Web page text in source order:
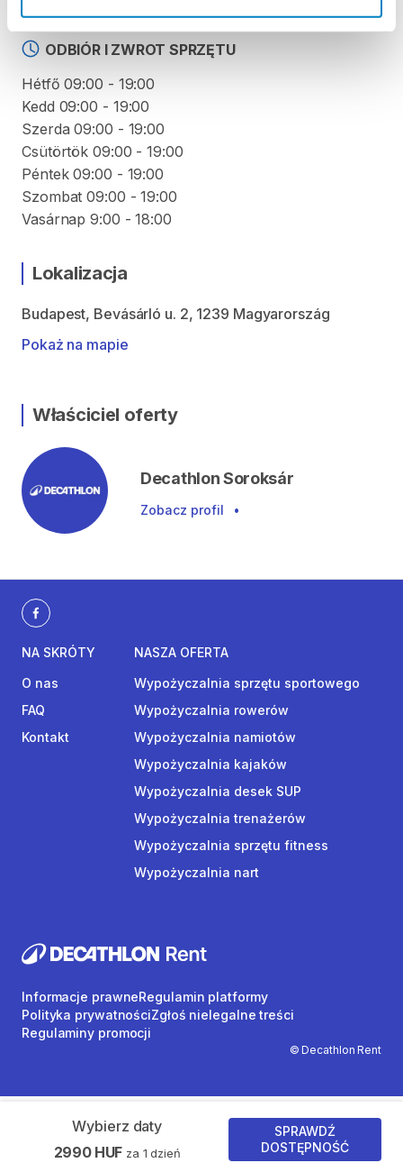
ODBIÓR I ZWROT SPRZĘTU
Hétfő 09:00 - 19:00
Kedd 09:00 - 19:00
Szerda 09:00 - 19:00
Csütörtök 09:00 - 19:00
Péntek 09:00 - 19:00
Szombat 09:00 - 19:00
Vasárnap 9:00 - 18:00
Lokalizacja
Budapest, Bevásárló u. 2, 1239 Magyarország
Pokaż na mapie
Właściciel oferty
Decathlon Soroksár
Zobacz profil •
Wybierz daty
2990 HUF za 1 dzień
SPRAWDŹ
DOSTĘPNOŚĆ
NA SKRÓTY
O nas
FAQ
Kontakt
NASZA OFERTA
Wypożyczalnia sprzętu sportowego
Wypożyczalnia rowerów
Wypożyczalnia namiotów
Wypożyczalnia kajaków
Wypożyczalnia desek SUP
Wypożyczalnia trenażerów
Wypożyczalnia sprzętu fitness
Wypożyczalnia nart
© Decathlon Rent
Informacje prawneRegulamin platformy
Polityka prywatnościZgłoś nielegalne treści
Regulaminy promocji